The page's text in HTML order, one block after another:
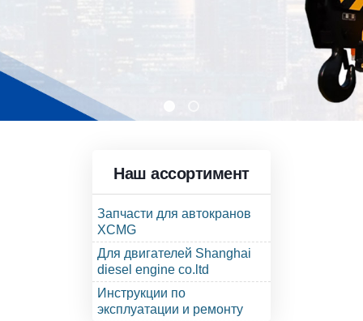
Наш ассортимент
Запчасти для автокранов
XCMG
Для двигателей Shanghai
diesel engine co.ltd
Инструкции по
эксплуатации и ремонту